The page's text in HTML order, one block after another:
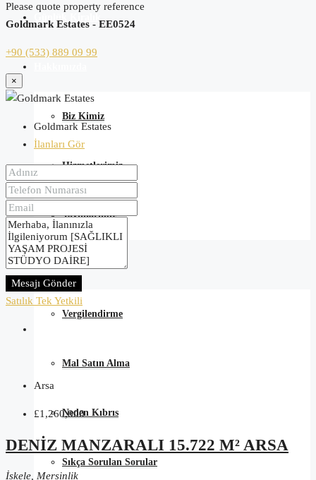
Biz Kimiz
Hizmetlerimiz
Yayınlarımız
Satın Alma Rehberi
Vergilendirme
Mal Satın Alma
Neden Kıbrıs
Sıkça Sorulan Sorular
Please quote property reference
Goldmark Estates - EE0524
+90 (533) 889 09 99
×
Goldmark Estates
İlanları Gör
Mesajı Gönder
Satılık Tek Yetkili
Arsa
£1,260,000
DENIZ MANZARALI 15.722 M² ARSA
İskele, Mersinlik